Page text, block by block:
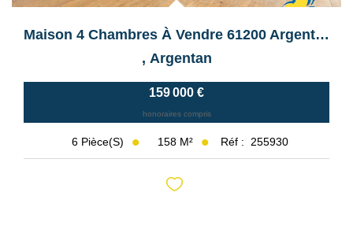
Maison 4 Chambres À Vendre 61200 Argentan
, Argentan
159 000 €
honoraires compris
6 Pièce(s) 158 M² Réf : 255930